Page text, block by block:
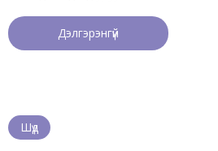
Дэлгэрэнгүй
Шүд